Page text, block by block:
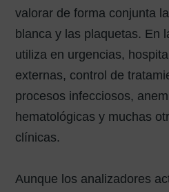
valorar de forma conjunta
blanca y las plaquetas. En
utiliza en urgencias,
externas, control de
procesos infecciosos,
hematológicas y muchas
clínicas.
Aunque los analizadores